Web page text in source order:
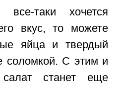
таки хочется
вкус, то можете
яйца и твердый
соломкой. С этим и
салат станет еще